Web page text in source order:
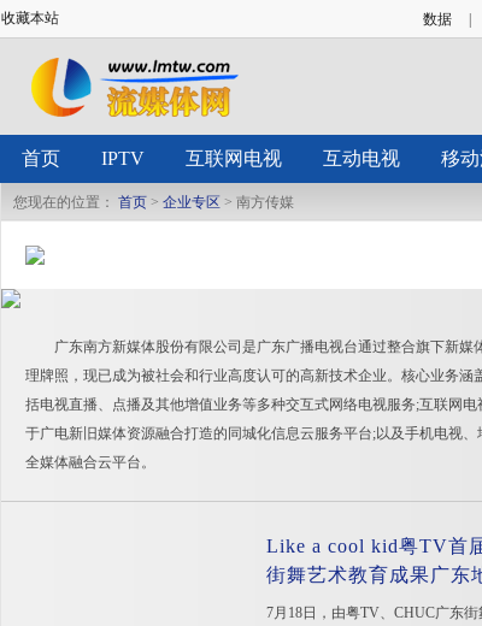
收藏本站 数据
首页 IPTV 互联网电视 互动电视 移
您现在的位置： 首页 > 企业专区 > 南方传媒
广东南方新媒体股份有限公司是广东广播电视台通过整合旗下新媒
理牌照，现已成为被社会和行业高度认可的高新技术企业。核心业务
括电视直播、点播及其他增值业务等多种交互式网络电视服务;互联网
于广电新旧媒体资源融合打造的同城化信息云服务平台;以及手机电视
全媒体融合云平台。
Like a cool kid粤TV首
街舞艺术教育成果广东
7月18日，由粤TV、CHUC广东